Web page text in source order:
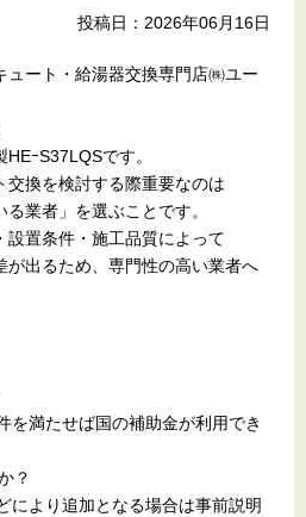
投稿日：2026年06月16日
ュート・給湯器交換専門店㈱ユー
ｰS37LQSです。
交換を検討する際重要なのは
る業者」を選ぶことです。
設置条件・施工品質によって
が出るため、専門性の高い業者へ
を満たせば国の補助金が利用でき
？
により追加となる場合は事前説明